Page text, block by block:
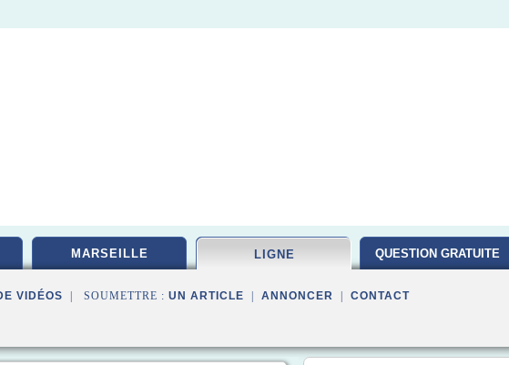
MARSEILLE LIGNE QUESTION GRATUITE
VIDÉOS | SOUMETTRE : UN ARTICLE ANNONCER CONTACT